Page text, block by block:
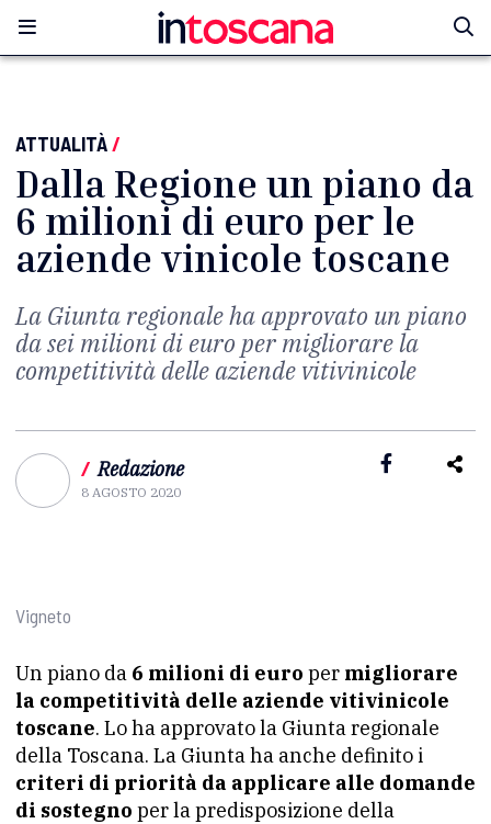
ATTUALITÀ/
Dalla Regione un piano da
6 milioni di euro per le
aziende vinicole toscane
La Giunta regionale ha approvato un piano
da sei milioni di euro per migliorare la
competitività delle aziende vitivinicole
/ Redazione
8 AGOSTO 2020
Vigneto
Un piano da 6 milioni di euro per migliorare
la competitività delle aziende vitivinicole
toscane. Lo ha approvato la Giunta regionale
della Toscana. La Giunta ha anche definito i
criteri di priorità da applicare alle domande
di sostegno per la predisposizione della